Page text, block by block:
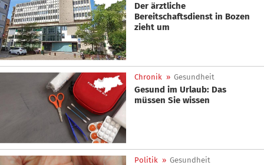
Der ärztliche
Bereitschaftsdienst in Bozen
zieht um
Chronik » Gesundheit
Gesund im Urlaub: Das
müssen Sie wissen
Politik » Gesundheit